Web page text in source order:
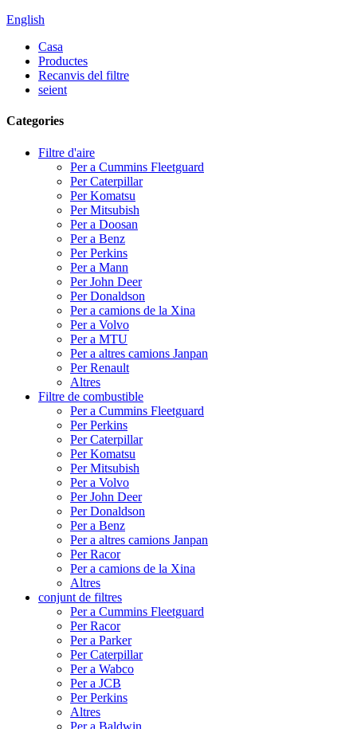
English
Casa
Productes
Recanvis del filtre
seient
Categories
Filtre d'aire
Per a Cummins Fleetguard
Per Caterpillar
Per Komatsu
Per Mitsubish
Per a Doosan
Per a Benz
Per Perkins
Per a Mann
Per John Deer
Per Donaldson
Per a camions de la Xina
Per a Volvo
Per a MTU
Per a altres camions Janpan
Per Renault
Altres
Filtre de combustible
Per a Cummins Fleetguard
Per Perkins
Per Caterpillar
Per Komatsu
Per Mitsubish
Per a Volvo
Per John Deer
Per Donaldson
Per a Benz
Per a altres camions Janpan
Per Racor
Per a camions de la Xina
Altres
conjunt de filtres
Per a Cummins Fleetguard
Per Racor
Per a Parker
Per Caterpillar
Per a Wabco
Per a JCB
Per Perkins
Altres
Per a Baldwin